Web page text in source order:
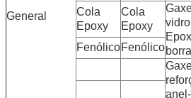
General
Cola
Epoxy
Cola
Epoxy
FenólicoFenólico